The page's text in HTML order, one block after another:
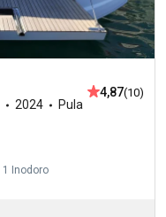
2024 Pula
4,87(10)
1 Inodoro